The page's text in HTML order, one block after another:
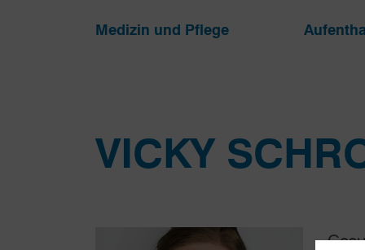
Medizin und Pflege
VICKY